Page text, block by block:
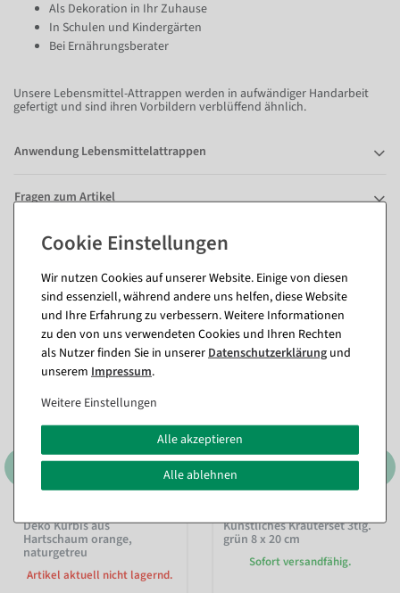
Als Dekoration in Ihr Zuhause
In Schulen und Kindergärten
Bei Ernährungsberater
Unsere Lebensmittel-Attrappen werden in aufwändiger Handarbeit
gefertigt und sind ihren Vorbildern verblüffend ähnlich.
Anwendung Lebensmittelattrappen
Fragen zum Artikel
Passende Artikel zu diesem Produkt
(8)
Deko Kürbis aus
Hartschaum orange,
naturgetreu
Artikel aktuell nicht lagernd.
Künstliches Kräuterset 3tlg.
grün 8 x 20 cm
Sofort versandfähig.
Wir nutzen Cookies auf unserer Website. Einige von diesen
sind essenziell, während andere uns helfen, diese Website
und Ihre Erfahrung zu verbessern. Weitere Informationen
zu den von uns verwendeten Cookies und Ihren Rechten
als Nutzer finden Sie in unsererDaten­schutz­erklärung und
unserem Impressum.
Weitere Einstellungen
Alle akzeptieren
Alle ablehnen